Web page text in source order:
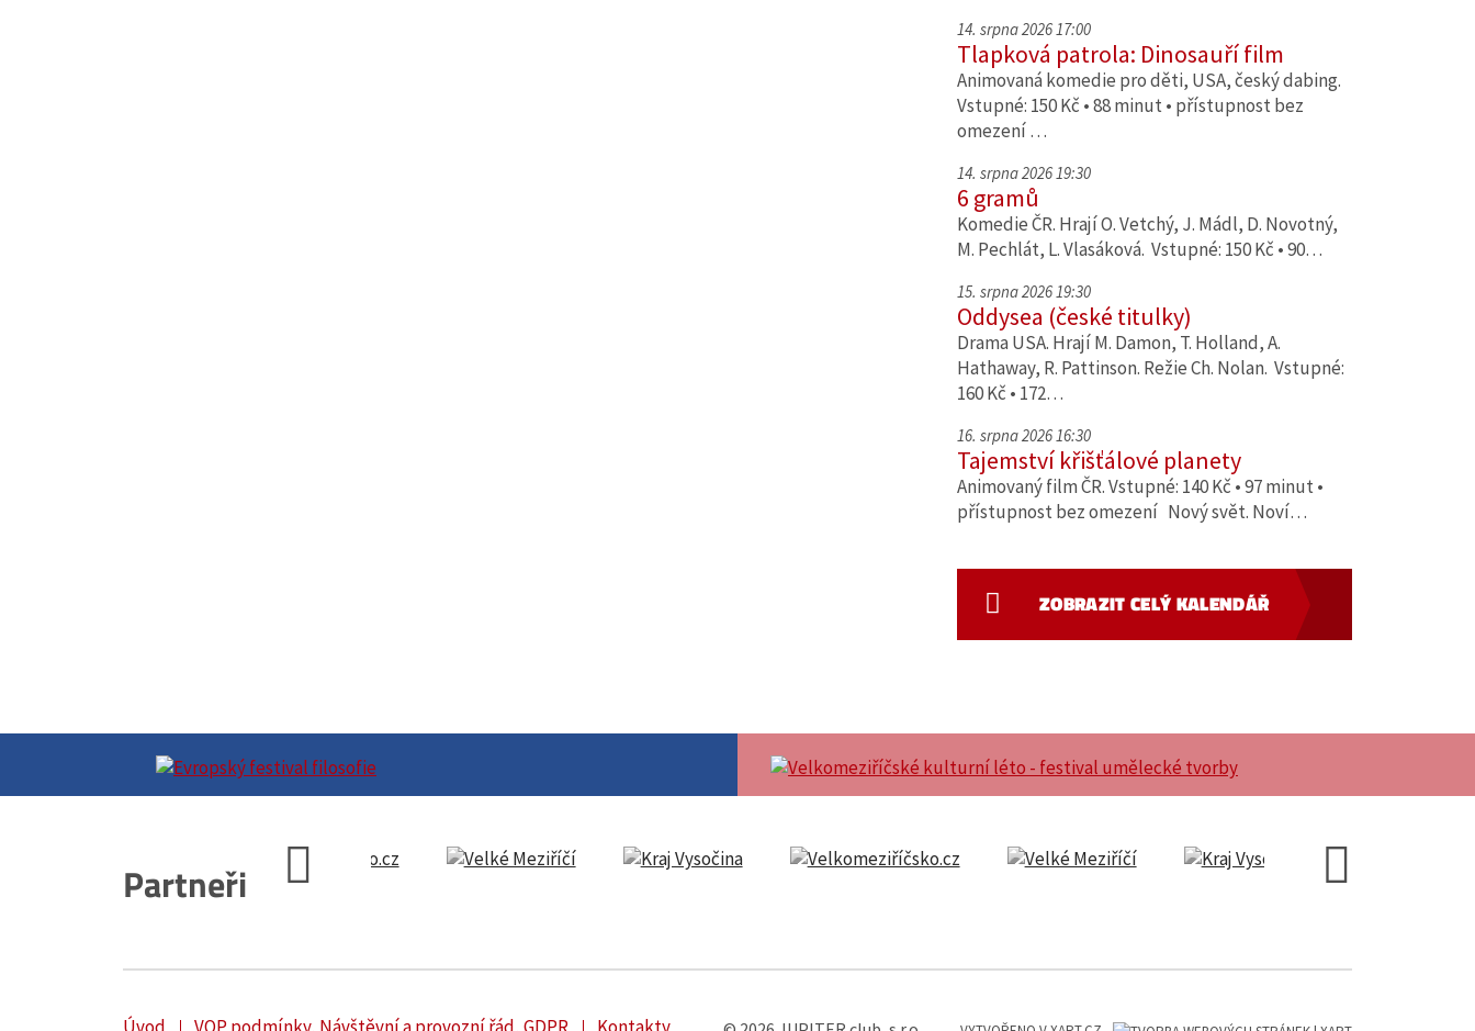
14. srpna 2026 17:00
Tlapková patrola: Dinosauří film
Animovaná komedie pro děti, USA, český dabing.
Vstupné: 150 Kč • 88 minut • přístupnost bez
omezení …
14. srpna 2026 19:30
6 gramů
Komedie ČR. Hrají O. Vetchý, J. Mádl, D. Novotný,
M. Pechlát, L. Vlasáková. Vstupné: 150 Kč • 90…
15. srpna 2026 19:30
Oddysea (české titulky)
Drama USA. Hrají M. Damon, T. Holland, A.
Hathaway, R. Pattinson. Režie Ch. Nolan. Vstupné:
160 Kč • 172…
16. srpna 2026 16:30
Tajemství křišťálové planety
Animovaný film ČR. Vstupné: 140 Kč • 97 minut •
přístupnost bez omezení Nový svět. Noví…
ZOBRAZIT CELÝ KALENDÁŘ
Partneři